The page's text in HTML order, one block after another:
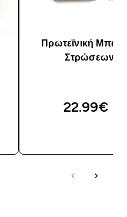
Πρωτεϊνική
Στρώσεων
22.99€‎